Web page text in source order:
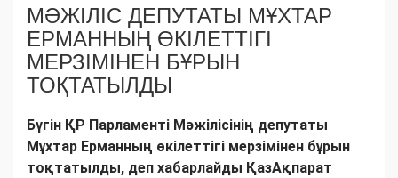
МӘЖІЛІС ДЕПУТАТЫ МҰХТАР
ЕРМАННЫҢ ӨКІЛЕТТІГІ
МЕРЗІМІНЕН БҰРЫН
ТОҚТАТЫЛДЫ
Бүгін ҚР Парламенті Мәжілісінің депутаты
Мұхтар Ерманның өкілеттігі мерзімінен бұрын
тоқтатылды, деп хабарлайды ҚазАқпарат